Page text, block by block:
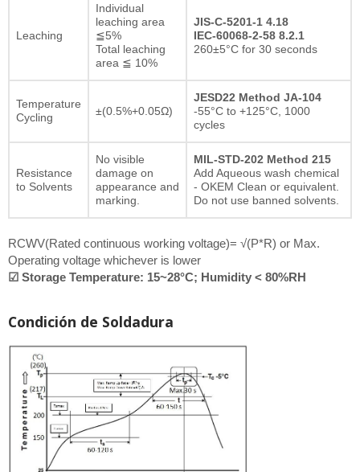
Leaching
Individual
leaching area
≦5%
Total leaching
area ≦ 10%
JIS-C-5201-1 4.18
IEC-60068-2-58 8.2.1
260±5°C for 30 seconds
Temperature
Cycling
±(0.5%+0.05Ω)
JESD22 Method JA-104
-55°C to +125°C, 1000
cycles
Resistance
to Solvents
No visible
damage on
appearance and
marking.
MIL-STD-202 Method 215
Add Aqueous wash chemical
- OKEM Clean or equivalent.
Do not use banned solvents.
RCWV(Rated continuous working voltage)= √(P*R) or Max.
Operating voltage whichever is lower
☑ Storage Temperature: 15~28°C; Humidity < 80%RH
Condición de Soldadura